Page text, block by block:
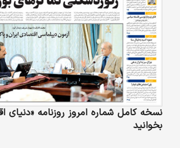
نسخه کامل شماره امروز روزنامه «دنیای‌
بخوانید